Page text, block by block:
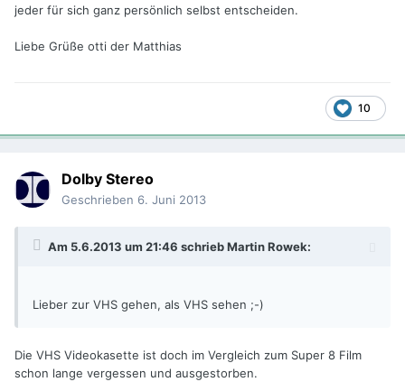
jeder für sich ganz persönlich selbst entscheiden.
Liebe Grüße otti der Matthias
10
Dolby Stereo
Geschrieben 6. Juni 2013
Am 5.6.2013 um 21:46 schrieb Martin Rowek:
Lieber zur VHS gehen, als VHS sehen ;-)
Die VHS Videokasette ist doch im Vergleich zum Super 8 Film
schon lange vergessen und ausgestorben.